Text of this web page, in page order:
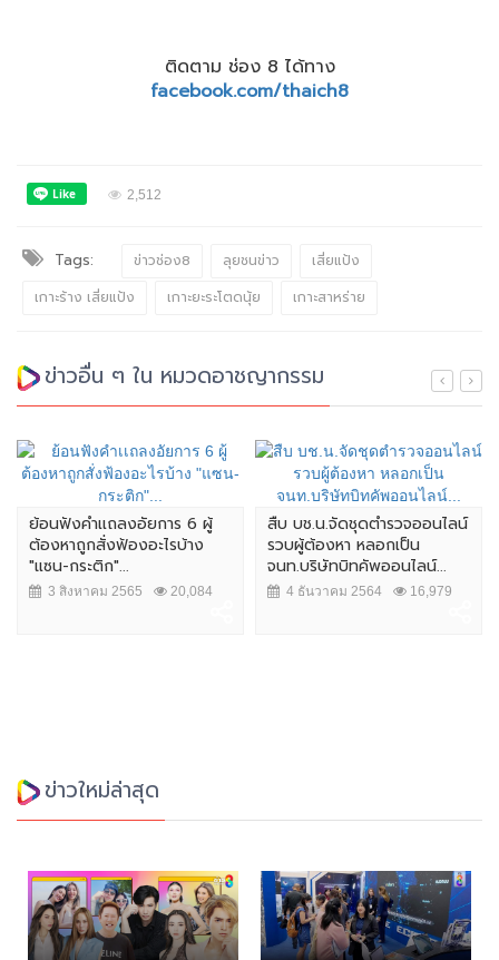
ติดตาม ช่อง 8 ได้ทาง
facebook.com/thaich8
2,512
Tags: ข่าวช่อง8 ลุยชนข่าว
เสี่ยแป้ง
เกาะร้าง เสี่ยแป้ง
เกาะยะระโตดนุ้ย เกาะสาหร่าย
ข่าวอื่น ๆ ใน หมวดอาชญากรรม
ย้อนฟังคำเเถลงอัยการ 6 ผู้
ต้องหาถูกสั่งฟ้องอะไรบ้าง
"แซน-กระติก"...
3 สิงหาคม 2565 20,084
สืบ บช.น.จัดชุดตำรวจออนไลน์
รวบผู้ต้องหา หลอกเป็น
จนท.บริษัทบิทคัพออนไลน์...
4 ธันวาคม 2564 16,979
ข่าวใหม่ล่าสุด